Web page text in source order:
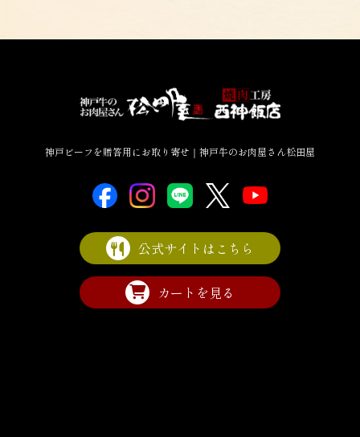
神戸ビーフを贈答用にお取り寄せ｜神戸牛のお肉屋さん松田屋
公式サイトはこちら
カートを見る